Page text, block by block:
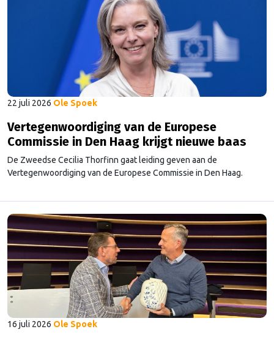
22 juli 2026 Ole Spoek
Vertegenwoordiging van de Europese
Commissie in Den Haag krijgt nieuwe baas
De Zweedse Cecilia Thorfinn gaat leiding geven aan de
Vertegenwoordiging van de Europese Commissie in Den Haag.
16 juli 2026 Ole Spoek